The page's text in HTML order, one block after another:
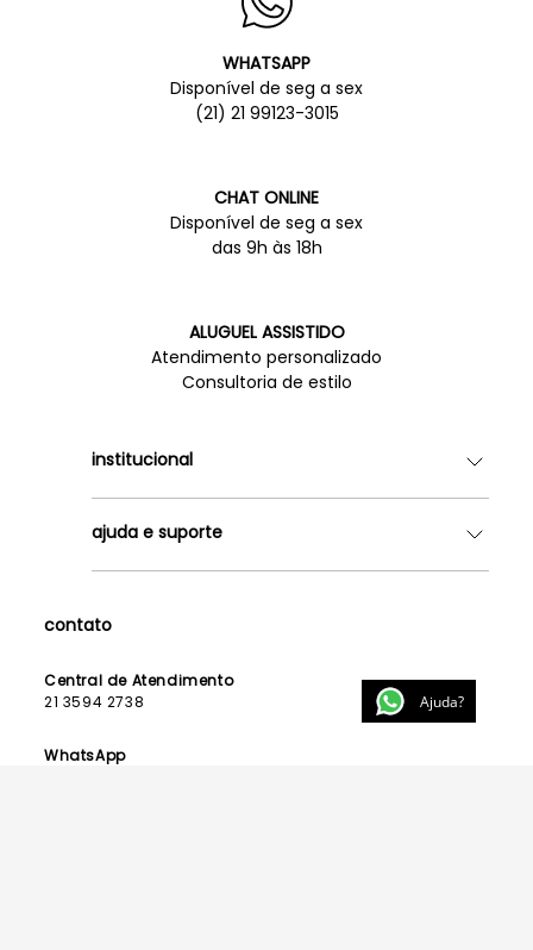
Ajuda?
WHATSAPP
Disponível de seg a sex
(21) 21 99123-3015
CHAT ONLINE
Disponível de seg a sex
das 9h às 18h
ALUGUEL ASSISTIDO
Atendimento personalizado
Consultoria de estilo
institucional
Lojas
Como Funciona
Lista de Formandas
ajuda e suporte
Política de Privacidade
contato
Central de Atendimento
21 3594 2738
WhatsApp